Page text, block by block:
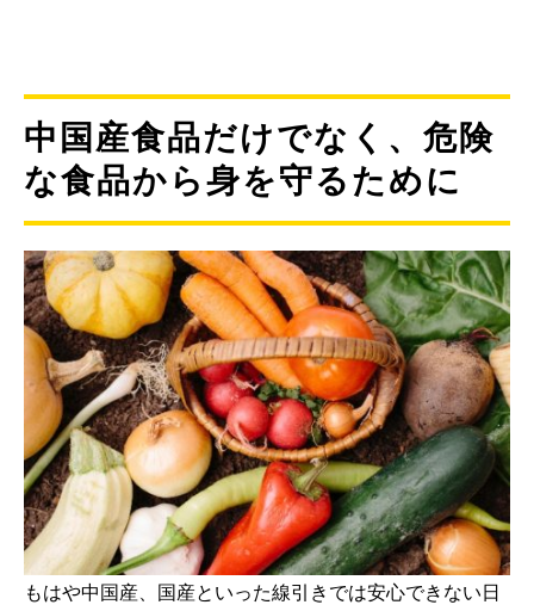
中国産食品だけでなく、危険
な食品から身を守るために
もはや中国産、国産といった線引きでは安心できない日